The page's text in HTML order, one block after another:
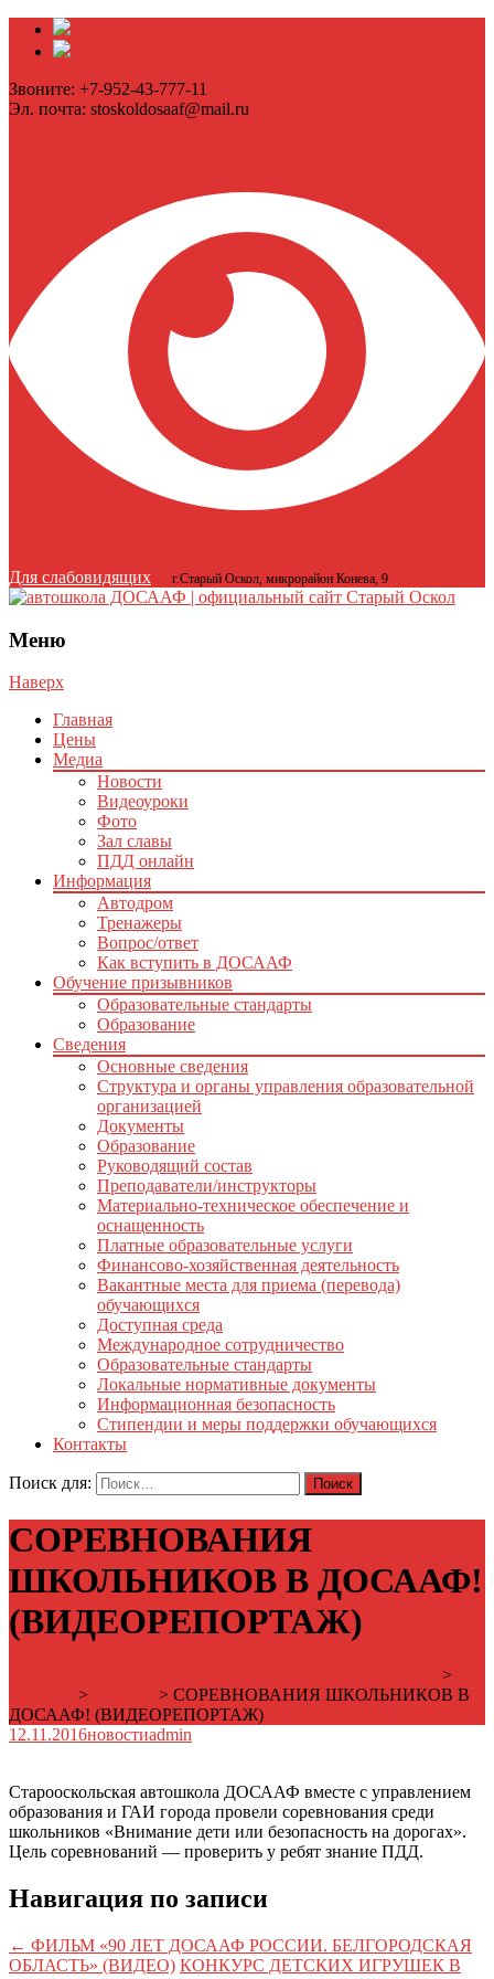
Звоните: +7-952-43-777-11
Эл. почта: stoskoldosaaf@mail.ru
Для слабовидящих г.Старый Оскол, микрорайон Конева, 9
Меню
Наверх
Главная
Цены
Медиа
Новости
Видеоуроки
Фото
Зал славы
ПДД онлайн
Информация
Автодром
Тренажеры
Вопрос/ответ
Как вступить в ДОСААФ
Обучение призывников
Образовательные стандарты
Образование
Сведения
Основные сведения
Структура и органы управления образовательной
организацией
Документы
Образование
Руководящий состав
Преподаватели/инструкторы
Материально-техническое обеспечение и
оснащенность
Платные образовательные услуги
Финансово-хозяйственная деятельность
Вакантные места для приема (перевода)
обучающихся
Доступная среда
Международное сотрудничество
Образовательные стандарты
Локальные нормативные документы
Информационная безопасность
Стипендии и меры поддержки обучающихся
Контакты
Поиск для:
СОРЕВНОВАНИЯ
ШКОЛЬНИКОВ В ДОСААФ!
(ВИДЕОРЕПОРТАЖ)
>
> > СОРЕВНОВАНИЯ ШКОЛЬНИКОВ В
ДОСААФ! (ВИДЕОРЕПОРТАЖ)
12.11.2016новостиadmin
Старооскольская автошкола ДОСААФ вместе с управлением
образования и ГАИ города провели соревнования среди
школьников «Внимание дети или безопасность на дорогах».
Цель соревнований — проверить у ребят знание ПДД.
Навигация по записи
← ФИЛЬМ «90 ЛЕТ ДОСААФ РОССИИ. БЕЛГОРОДСКАЯ
ОБЛАСТЬ» (ВИДЕО) КОНКУРС ДЕТСКИХ ИГРУШЕК В